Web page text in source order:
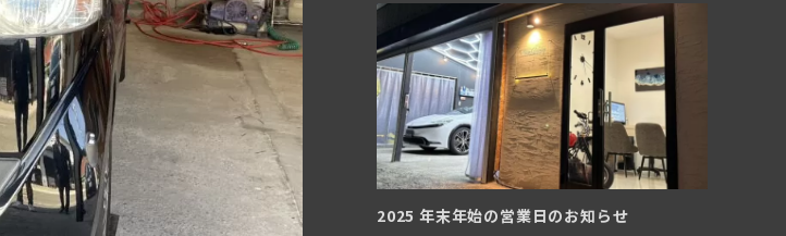
2025 年末年始の営業日のお知らせ